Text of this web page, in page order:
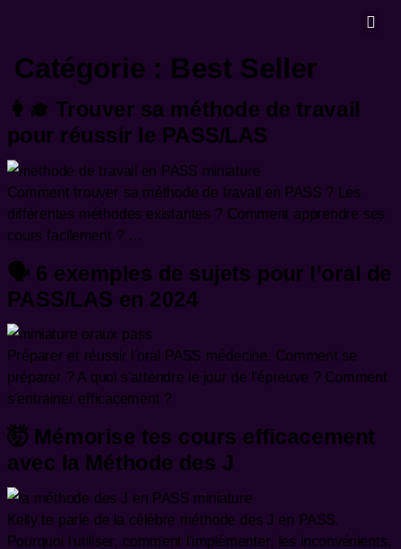
Catégorie : Best Seller
👩‍🎓 Trouver sa méthode de travail
pour réussir le PASS/LAS
Comment trouver sa méthode de travail en PASS ? Les
différentes méthodes existantes ? Comment apprendre ses
cours facilement ? …
🗣️ 6 exemples de sujets pour l’oral de
PASS/LAS en 2024
Préparer et réussir l’oral PASS médecine. Comment se
préparer ? A quoi s’attendre le jour de l’épreuve ? Comment
s’entrainer efficacement ?
🤯 Mémorise tes cours efficacement
avec la Méthode des J
Kelly te parle de la célèbre méthode des J en PASS.
Pourquoi l’utiliser, comment l’implémenter, les inconvénients,